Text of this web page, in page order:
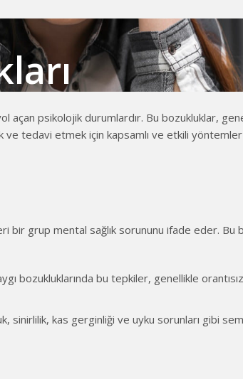
psikolojik durumlardır. Bu bozukluklar,
ve tedavi etmek için kapsamlı ve etkili
bir grup mental sağlık sorununu ifade eder. Bu
bozukluklarında bu tepkiler, genellikle
sinirlilik, kas gerginliği ve uyku sorunları gibi